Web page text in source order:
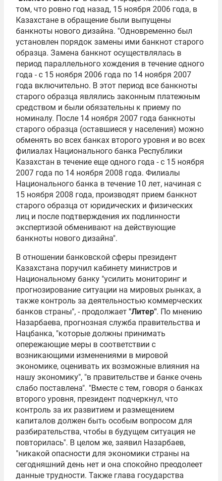
том, что ровно год назад, 15 ноября 2006 года, в
Казахстане в обращение были выпущены
банкноты нового дизайна. "Одновременно был
установлен порядок замены ими банкнот старого
образца. Замена банкнот осуществлялась в
период параллельного хождения в течение одного
года - с 15 ноября 2006 года по 14 ноября 2007
года включительно. В этот период все банкноты
старого образца являлись законным платежным
средством и были обязательны к приему по
номиналу. После 14 ноября 2007 года банкноты
старого образца (оставшиеся у населения) можно
обменять во всех банках второго уровня и во всех
филиалах Национального банка Республики
Казахстан в течение еще одного года - с 15 ноября
2007 года по 14 ноября 2008 года. Филиалы
Национального банка в течение 10 лет, начиная с
15 ноября 2008 года, производят прием банкнот
старого образца от юридических и физических
лиц и после подтверждения их подлинности
экспертизой обменивают на действующие
банкноты нового дизайна".
В отношении банковской сферы президент
Казахстана поручил кабинету министров и
Национальному банку "усилить мониторинг и
прогнозирование ситуации на мировых рынках, а
также контроль за деятельностью коммерческих
банков страны", - продолжает "Литер". По мнению
Назарбаева, прогнозная служба правительства и
Нацбанка, "которые должны принимать
опережающие меры в соответствии с
возникающими изменениями в мировой
экономике, оценивать их возможные влияния на
нашу экономику", "в правительстве и банке очень
слабо поставлена". "Вместе с тем, говоря о банках
второго уровня, президент подчеркнул, что
контроль за их развитием и размещением
капиталов должен быть особым вопросом для
разбирательства, чтобы в будущем ситуация не
повторилась". В целом же, заявил Назарбаев,
"никакой опасности для экономики страны на
сегодняшний день нет и она спокойно преодолеет
данные трудности. Также глава государства